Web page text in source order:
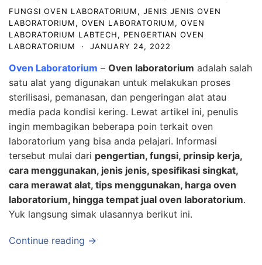
FUNGSI OVEN LABORATORIUM, JENIS JENIS OVEN
LABORATORIUM, OVEN LABORATORIUM, OVEN
LABORATORIUM LABTECH, PENGERTIAN OVEN
LABORATORIUM
· JANUARY 24, 2022
Oven Laboratorium – Oven laboratorium adalah salah
satu alat yang digunakan untuk melakukan proses
sterilisasi, pemanasan, dan pengeringan alat atau
media pada kondisi kering. Lewat artikel ini, penulis
ingin membagikan beberapa poin terkait oven
laboratorium yang bisa anda pelajari. Informasi
tersebut mulai dari pengertian, fungsi, prinsip kerja,
cara menggunakan, jenis jenis, spesifikasi singkat,
cara merawat alat, tips menggunakan, harga oven
laboratorium, hingga tempat jual oven laboratorium.
Yuk langsung simak ulasannya berikut ini.
Continue reading →